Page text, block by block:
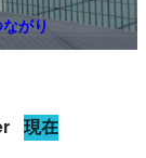
がり
現在